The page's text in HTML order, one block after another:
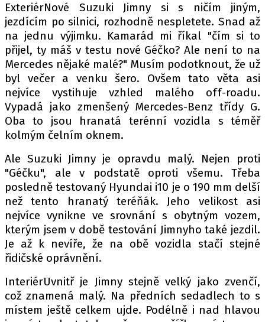
Z DOMOVA
ZE SVĚTA
MOTORSPORT
PIT LANE
ČEŠI V AKCI
FIA CEZ & POHÁRY
MEZINÁRODNÍ SCÉNA
SLEDUJTE NÁS NA|
Máte příběh, fotku nebo video?
Pošlete e-mail na autoroad.cz
KONTAKT
VYDAVATEL
INZERCE
ExteriérNové Suzuki Jimny si s ničím jiným,
jezdícím po silnici, rozhodně nespletete. Snad až
na jednu výjimku. Kamarád mi říkal "čím si to
přijel, ty máš v testu nové Géčko? Ale není to na
Mercedes nějaké malé?" Musím podotknout, že už
byl večer a venku šero. Ovšem tato věta asi
nejvíce vystihuje vzhled malého off-roadu.
Vypadá jako zmenšený Mercedes-Benz třídy G.
Oba to jsou hranatá terénní vozidla s téměř
kolmým čelním oknem.
Ale Suzuki Jimny je opravdu malý. Nejen proti
"Géčku", ale v podstatě oproti všemu. Třeba
posledně testovaný Hyundai i10 je o 190 mm delší
než tento hranatý teréňák. Jeho velikost asi
nejvíce vynikne ve srovnání s obytným vozem,
kterým jsem v době testování Jimnyho také jezdil.
Je až k nevíře, že na obě vozidla stačí stejné
řidičské oprávnění.
InteriérUvnitř je Jimny stejně velký jako zvenčí,
což znamená malý. Na předních sedadlech to s
místem ještě celkem ujde. Podélně i nad hlavou